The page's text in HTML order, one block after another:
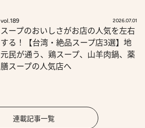
vol.189 2026.07.01
スープのおいしさがお店の人気を左右
する！【台湾・絶品スープ店3選】地
元民が通う、鶏スープ、山羊肉鍋、薬
膳スープの人気店へ
連載記事一覧